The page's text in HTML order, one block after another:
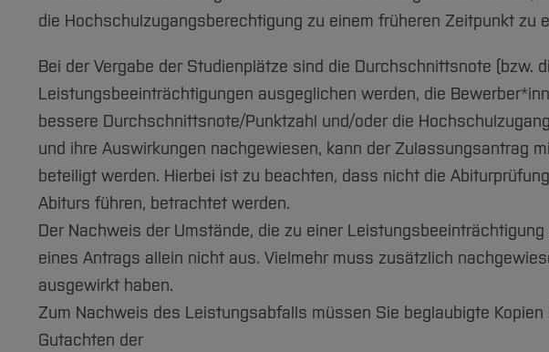
Zu Nummern 1.- .6:
Im fachärztlichen Gutachten muss zu den einzelnen
Das Gutachten soll
Aussagen über Entstehung, Schwere, Verlauf und
Krankheitsverlauf enthalten. Es sollte auch für medizinische
Schwerbehindertenausweis, der Feststellungsbescheid des
die Hochschulzugangsberechtigung zu einem früheren Zeitpunkt
Bei der Vergabe der Studienplätze sind die Durchschnittsnote (bzw.
Leistungsbeeinträchtigungen ausgeglichen werden, die
bessere Durchschnittsnote/Punktzahl und/oder die
und ihre Auswirkungen nachgewiesen, kann der Zulassungsantrag
beteiligt werden. Hierbei ist zu beachten, dass nicht die
Abiturs führen, betrachtet werden.
Der Nachweis der Umstände, die zu einer
eines Antrags allein nicht aus. Vielmehr muss zusätzlich
ausgewirkt haben.
Zum Nachweis des Leistungsabfalls müssen Sie beglaubigte
Gutachten der